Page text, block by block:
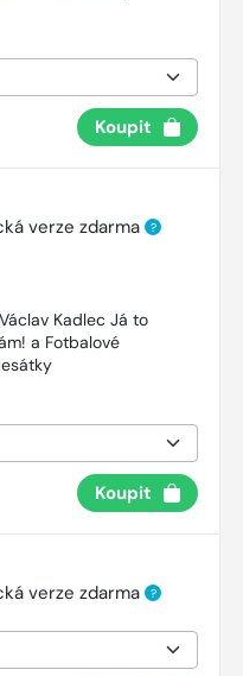
Koupit
verze zdarma ?
Kadlec Já to
a Fotbalové
Koupit
verze zdarma ?